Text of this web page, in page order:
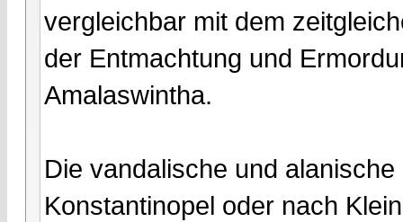
vergleichbar mit dem
der Entmachtung und
Amalaswintha.
Die vandalische und
Konstantinopel oder nach